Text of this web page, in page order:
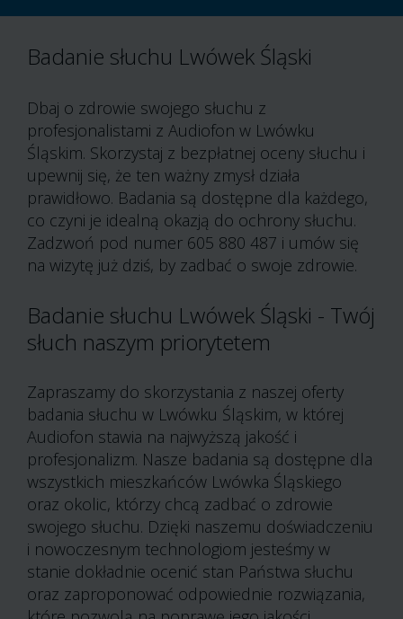
Badanie słuchu Lwówek Śląski
Dbaj o zdrowie swojego słuchu z
profesjonalistami z Audiofon w Lwówku
Śląskim. Skorzystaj z bezpłatnej oceny słuchu i
upewnij się, że ten ważny zmysł działa
prawidłowo. Badania są dostępne dla każdego,
co czyni je idealną okazją do ochrony słuchu.
Zadzwoń pod numer 605 880 487 i umów się
na wizytę już dziś, by zadbać o swoje zdrowie.
Badanie słuchu Lwówek Śląski - Twój
słuch naszym priorytetem
Zapraszamy do skorzystania z naszej oferty
badania słuchu w Lwówku Śląskim, w której
Audiofon stawia na najwyższą jakość i
profesjonalizm. Nasze badania są dostępne dla
wszystkich mieszkańców Lwówka Śląskiego
oraz okolic, którzy chcą zadbać o zdrowie
swojego słuchu. Dzięki naszemu doświadczeniu
i nowoczesnym technologiom jesteśmy w
stanie dokładnie ocenić stan Państwa słuchu
oraz zaproponować odpowiednie rozwiązania,